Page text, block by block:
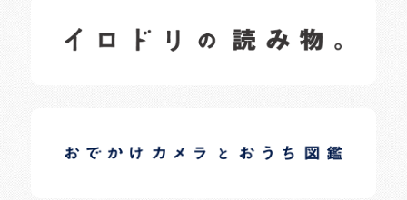
日常の様子など随時更新中です。
日常の様子など随時更新中です。